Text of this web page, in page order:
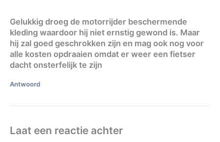
Gelukkig droeg de motorrijder beschermende
kleding waardoor hij niet ernstig gewond is. Maar
hij zal goed geschrokken zijn en mag ook nog voor
alle kosten opdraaien omdat er weer een fietser
dacht onsterfelijk te zijn
Antwoord
Laat een reactie achter